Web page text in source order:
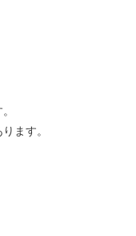
ます。